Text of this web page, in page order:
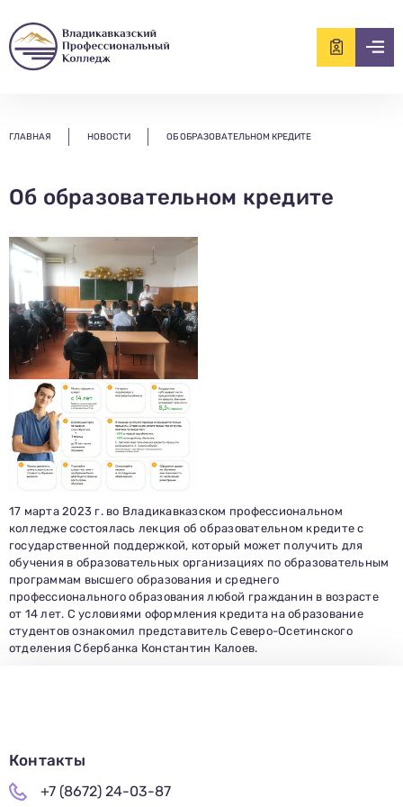
ГЛАВНАЯ НОВОСТИ ОБ ОБРАЗОВАТЕЛЬНОМ КРЕДИТЕ
Об образовательном кредите
17 марта 2023 г. во Владикавказском профессиональном
колледже состоялась лекция об образовательном кредите с
государственной поддержкой, который может получить для
обучения в образовательных организациях по образовательным
программам высшего образования и среднего
профессионального образования любой гражданин в возрасте
от 14 лет. С условиями оформления кредита на образование
студентов ознакомил представитель Северо-Осетинского
отделения Сбербанка Константин Калоев.
Телефон
Почта
Отправить заявку
данных в соответствии с Федеральным законом от 27.07.2006 № 152-ФЗ «О
персональных данных», на условиях и для целей, определенных в
политике в
отношении обработки персональных данных.
Заполни данные о себе и отправь заявку.
В течение 15-20 минут с вами свяжется специалист
приемной комиссии, ответит на все вопросы и поможет
Подготовь документы для поступления: паспорт, аттестат,
СНИЛС — подать документы можно онлайн или очно.
Контакты
+7 (8672) 24-03-87